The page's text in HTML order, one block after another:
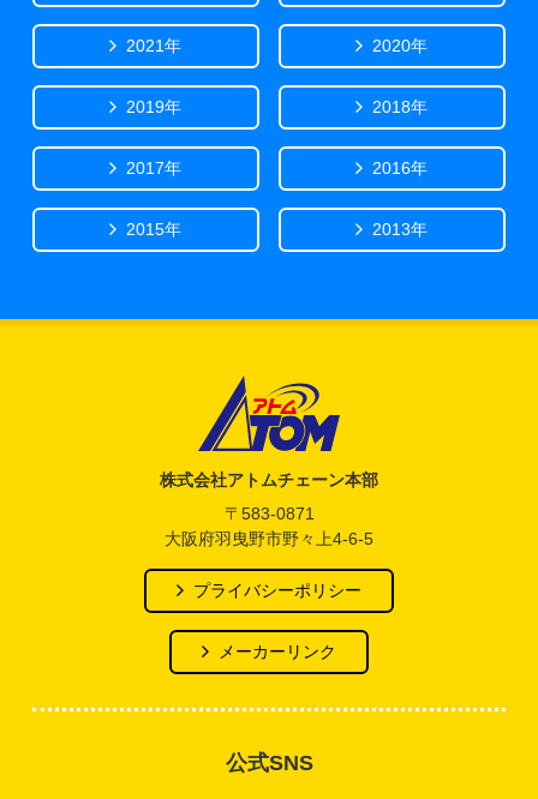
2021年 2020年
2019年 2018年
2017年 2016年
2015年 2013年
株式会社アトムチェーン本部
〒583-0871
大阪府羽曳野市野々上4-6-5
プライバシーポリシー
メーカーリンク
公式SNS